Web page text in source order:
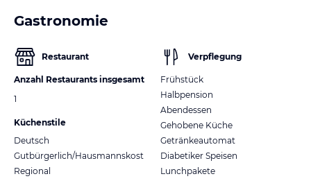
Gastronomie
Restaurant
Anzahl Restaurants insgesamt
1
Küchenstile
Deutsch
Gutbürgerlich/Hausmannskost
Regional
Verpflegung
Frühstück
Halbpension
Abendessen
Gehobene Küche
Getränkeautomat
Diabetiker Speisen
Lunchpakete